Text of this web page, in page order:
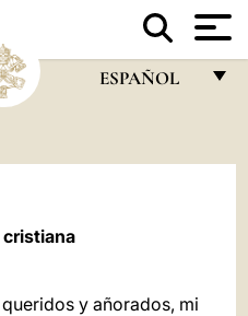
ESPAÑOL
ENGLISH
cristiana
y añorados, mi